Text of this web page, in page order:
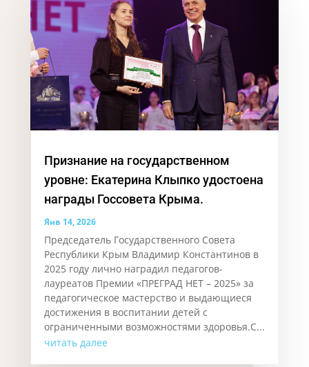
Признание на государственном
уровне: Екатерина Клыпко удостоена
награды Госсовета Крыма.
Янв 14, 2026
Председатель Государственного Совета
Республики Крым Владимир Константинов в
2025 году лично наградил педагогов-
лауреатов Премии «ПРЕГРАД НЕТ – 2025» за
педагогическое мастерство и выдающиеся
достижения в воспитании детей с
ограниченными возможностями здоровья.С...
читать далее